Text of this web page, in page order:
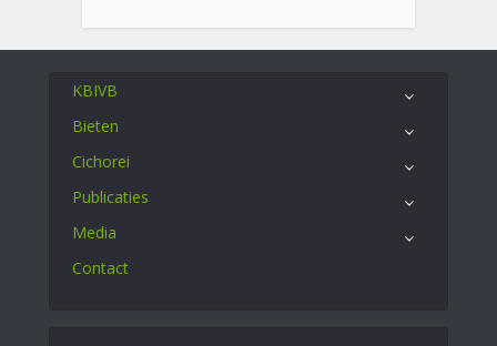
KBIVB
Bieten
Cichorei
Publicaties
Media
Contact